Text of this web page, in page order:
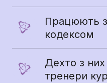
Працюють
кодексом
Дехто з них
тренери